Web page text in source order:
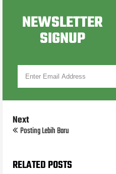
NEWSLETTER
SIGNUP
Next
Posting Lebih Baru
RELATED POSTS